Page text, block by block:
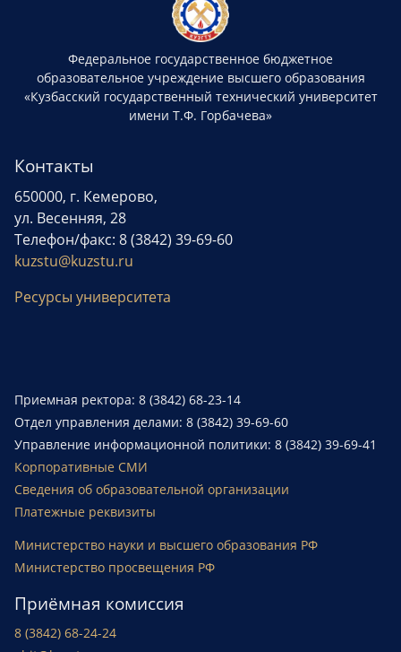
Федеральное государственное бюджетное
образовательное учреждение высшего образования
«Кузбасский государственный технический университет
имени Т.Ф. Горбачева»
Контакты
650000, г. Кемерово,
ул. Весенняя, 28
Телефон/факс: 8 (3842) 39-69-60
kuzstu@kuzstu.ru
Ресурсы университета
Приемная ректора: 8 (3842) 68-23-14
Отдел управления делами: 8 (3842) 39-69-60
Управление информационной политики: 8 (3842) 39-69-41
Корпоративные СМИ
Сведения об образовательной организации
Платежные реквизиты
Министерство науки и высшего образования РФ
Министерство просвещения РФ
Приёмная комиссия
8 (3842) 68-24-24